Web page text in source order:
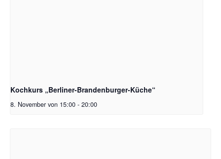
Kochkurs „Berliner-Brandenburger-Küche“
8. November von 15:00 - 20:00